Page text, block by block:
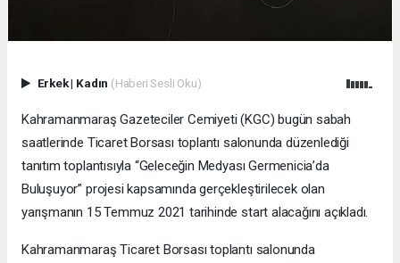
Erkek| Kadın (Haberi Sesli Oku)
Kahramanmaraş Gazeteciler Cemiyeti (KGC) bugün sabah
saatlerinde Ticaret Borsası toplantı salonunda düzenlediği
tanıtım toplantısıyla “Geleceğin Medyası Germenicia’da
Buluşuyor” projesi kapsamında gerçekleştirilecek olan
yarışmanın 15 Temmuz 2021 tarihinde start alacağını açıkladı.
Kahramanmaraş Ticaret Borsası toplantı salonunda